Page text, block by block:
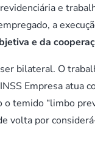
e
a
e da
bilateral. O
Empresa atua
o temido “limbo
volta por